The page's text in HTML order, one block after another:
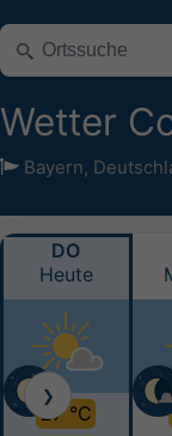
Wetter
Bayern,
DO
Heute
27 °C
❯